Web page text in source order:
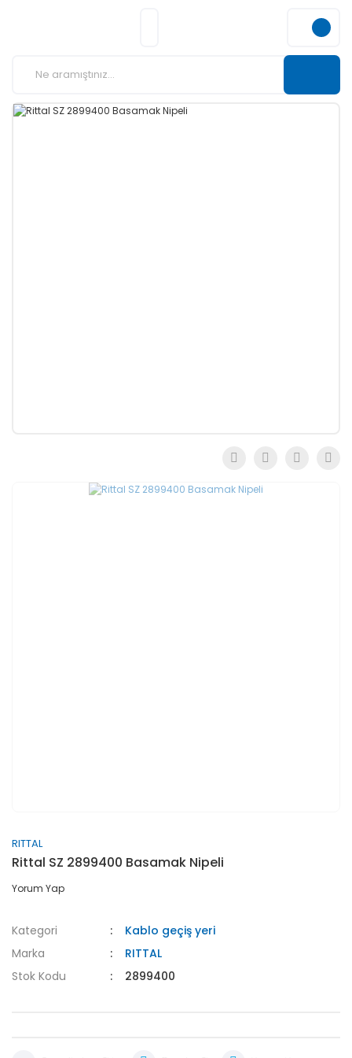
RITTAL
Rittal SZ 2899400 Basamak Nipeli
Yorum Yap
Kategori
Kablo geçiş yeri
Marka
RITTAL
Stok Kodu
2899400